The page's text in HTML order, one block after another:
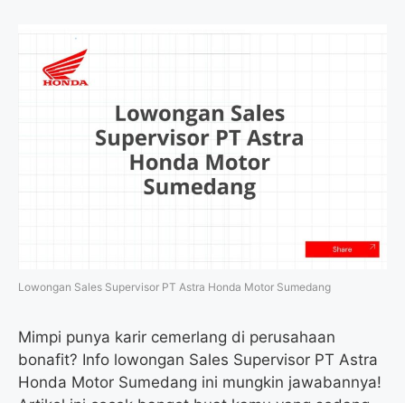
Lowongan Sales Supervisor PT Astra Honda Motor Sumedang
Mimpi punya karir cemerlang di perusahaan
bonafit? Info lowongan Sales Supervisor PT Astra
Honda Motor Sumedang ini mungkin jawabannya!